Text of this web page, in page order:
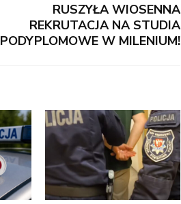
RUSZYŁA WIOSENNA
REKRUTACJA NA STUDIA
PODYPLOMOWE W MILENIUM!